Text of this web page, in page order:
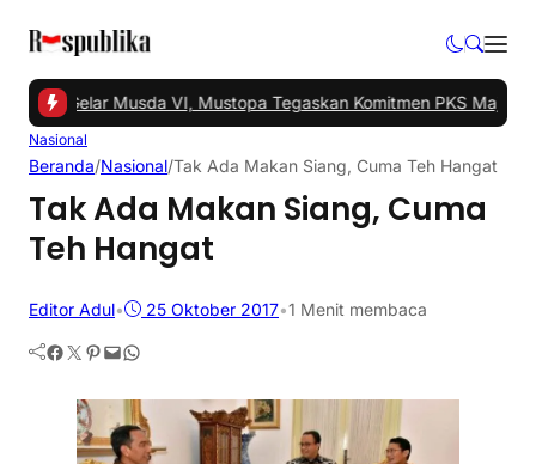
Gelar Musda VI, Mustopa Tegaskan Komitmen PKS Majukan
Nasional
Beranda/Nasional/Tak Ada Makan Siang, Cuma Teh Hangat
Tak Ada Makan Siang, Cuma
Teh Hangat
Editor Adul• 25 Oktober 2017•1 Menit membaca
Facebook Twitter Pinterest Mail WhatsApp